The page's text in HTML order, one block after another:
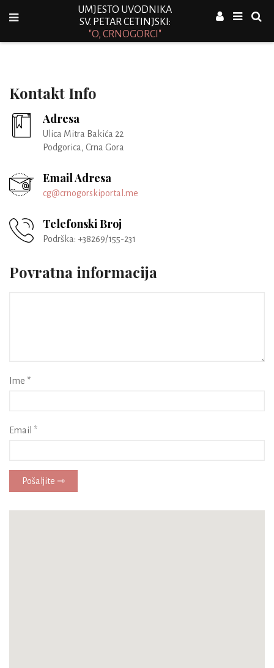
UMJESTO UVODNIKA
SV. PETAR CETINJSKI:
"O, CRNOGORCI"
Kontakt Info
Adresa
Ulica Mitra Bakića 22
Podgorica, Crna Gora
Email Adresa
cg@crnogorskiportal.me
Telefonski Broj
Podrška: +38269/155-231
Povratna informacija
Ime *
Email *
Pošaljite ⇾